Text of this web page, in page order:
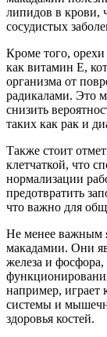
липидов в крови,
сосудистых
Кроме того,
как витамин Е,
организма от
радикалами. Это
снизить
таких как рак и
Также стоит
клетчаткой, что
нормализации
предотвратить
что важно для
Не менее важным
макадамии. Они
железа и
например, играет
системы и
здоровья костей.